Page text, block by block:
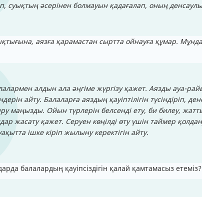
суықтың әсерінен болмауын қадағалап, оның
аязға қарамастан сыртта ойнауға құмар.
алдын ала әңгіме жүргізу қажет. Аязды ауа-
айту. Балаларға аяздың қауіптілігін түсіндіріп,
маңызды. Ойын түрлерін белсенді ету, би билеу,
жасату қажет. Серуен көңілді өту үшін таймер
ішке кіріп жылыну керектігін айту.
балалардың қауіпсіздігін қалай қамтамасыз етеміз?